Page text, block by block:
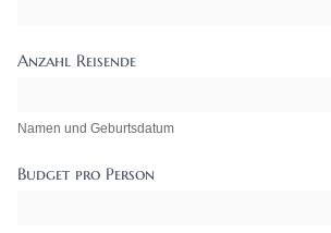
Anzahl Reisende
Namen und Geburtsdatum
Budget pro Person